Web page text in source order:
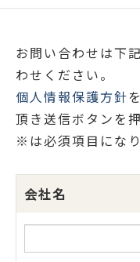
お問い合わせは下
わせください。
個人情報保護方針
頂き送信ボタンを
※は必須項目になり
会社名